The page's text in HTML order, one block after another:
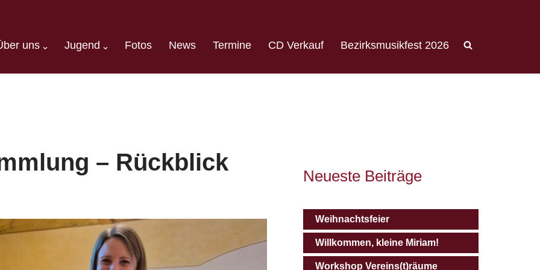
uns Jugend Fotos News Termine CD Verkauf Bezirksmusikfest 2026
– Rückblick
Neueste Beiträge
Weihnachtsfeier
Willkommen, kleine Miriam!
Workshop Vereins(t)räume